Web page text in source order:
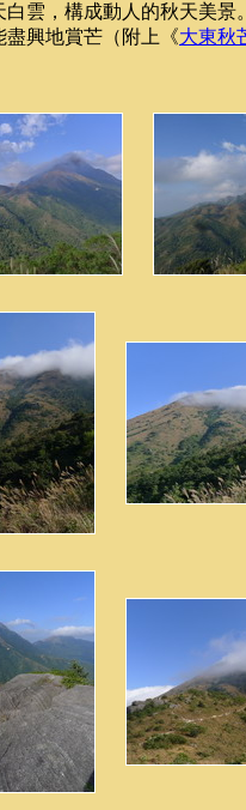
白雲，構成動人的秋天美
興地賞芒（附上《大東秋